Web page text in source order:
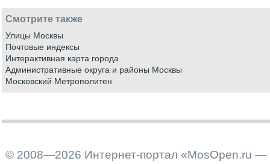
Смотрите также
Улицы Москвы
Почтовые индексы
Интерактивная карта города
Административные округа и районы Москвы
Московский Метрополитен
© 2008—2026 Интернет-портал «MosOpen.ru —